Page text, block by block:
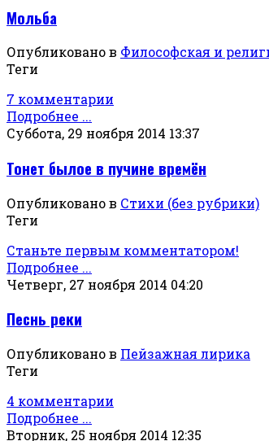
Мольба
Опубликовано в Философская и
Теги
7 комментарии
Подробнее ...
Суббота, 29 ноября 2014 13:37
Тонет былое в пучине времён
Опубликовано в Стихи (без рубрики)
Теги
Станьте первым комментатором!
Подробнее ...
Четверг, 27 ноября 2014 04:20
Песнь реки
Опубликовано в Пейзажная лирика
Теги
4 комментарии
Подробнее ...
Вторник, 25 ноября 2014 12:35